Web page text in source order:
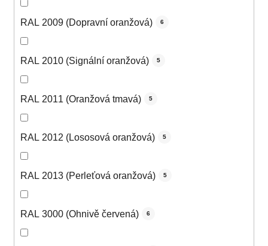
RAL 2009 (Dopravní oranžová) 6
RAL 2010 (Signální oranžová) 5
RAL 2011 (Oranžová tmavá) 5
RAL 2012 (Lososová oranžová) 5
RAL 2013 (Perleťová oranžová) 5
RAL 3000 (Ohnivě červená) 6